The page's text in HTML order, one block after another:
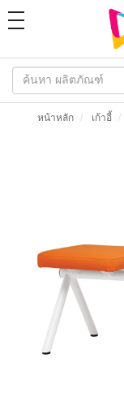
toggle
navigation
หน้าหลัก เก้าอี้